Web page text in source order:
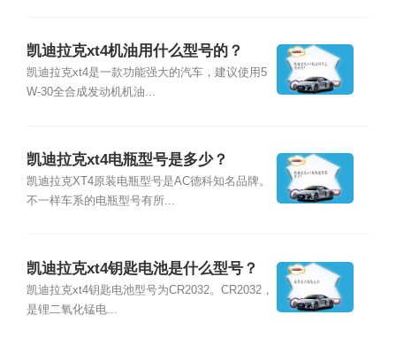
凯迪拉克xt4机油用什么型号的？
凯迪拉克xt4是一款功能强大的汽车，建议使用5
W-30全合成发动机机油...
凯迪拉克xt4电瓶型号是多少？
凯迪拉克XT4原装电瓶型号是AC德科知名品牌。
不一样车系的电瓶型号有所...
凯迪拉克xt4钥匙电池是什么型号？
凯迪拉克xt4钥匙电池型号为CR2032。CR2032，
是锂二氧化锰电...